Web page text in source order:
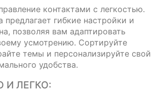
контактами с легкостью.
гибкие настройки и
позволяя вам адаптировать
усмотрению. Сортируйте
темы и персонализируйте свой
удобства.
И ЛЕГКО: